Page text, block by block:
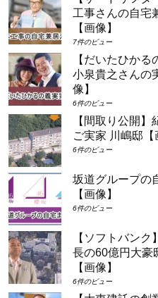
工事さんの自宅
【画像】
7件のビュー
【だいたひかる
小泉貴之さんの
像】
6件のビュー
【間取り公開】
ご実家 川嶋邸【
6件のビュー
坂道グループの
【画像】
6件のビュー
【ソフトバンク
長の60億円大豪
【画像】
6件のビュー